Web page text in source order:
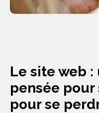
Le site web
pensée pour
pour se